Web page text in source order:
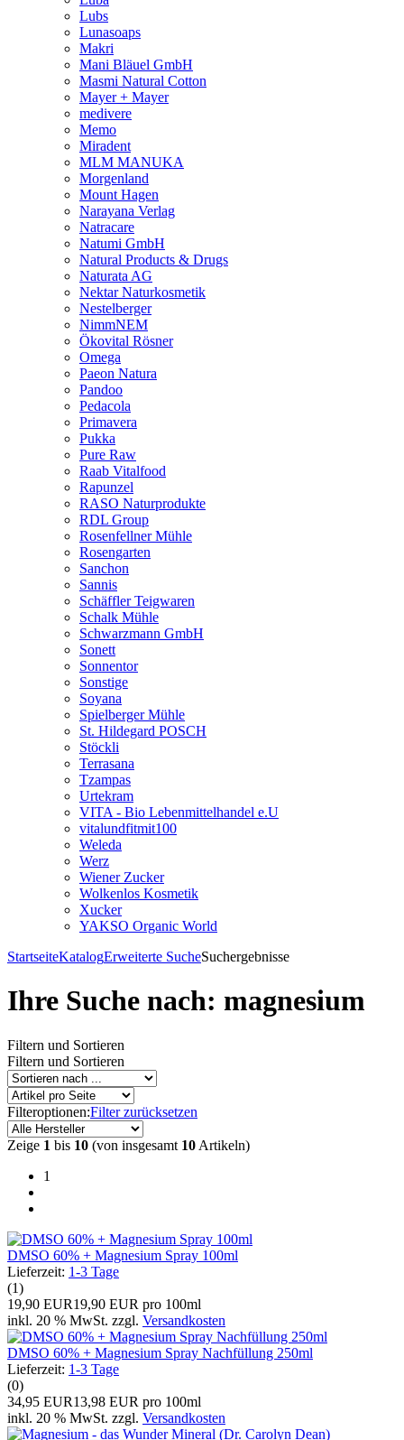
Lubs
Lunasoaps
Makri
Mani Bläuel GmbH
Masmi Natural Cotton
Mayer + Mayer
medivere
Memo
Miradent
MLM MANUKA
Morgenland
Mount Hagen
Narayana Verlag
Natracare
Natumi GmbH
Natural Products & Drugs
Naturata AG
Nektar Naturkosmetik
Nestelberger
NimmNEM
Ökovital Rösner
Omega
Paeon Natura
Pandoo
Pedacola
Primavera
Pukka
Pure Raw
Raab Vitalfood
Rapunzel
RASO Naturprodukte
RDL Group
Rosenfellner Mühle
Rosengarten
Sanchon
Sannis
Schäffler Teigwaren
Schalk Mühle
Schwarzmann GmbH
Sonett
Sonnentor
Sonstige
Soyana
Spielberger Mühle
St. Hildegard POSCH
Stöckli
Terrasana
Tzampas
Urtekram
VITA - Bio Lebenmittelhandel e.U
vitalundfitmit100
Weleda
Werz
Wiener Zucker
Wolkenlos Kosmetik
Xucker
YAKSO Organic World
StartseiteKatalogErweiterte SucheSuchergebnisse
Ihre Suche nach: magnesium
Filtern und Sortieren
Filtern und Sortieren
Filteroptionen:Filter zurücksetzen
Zeige 1 bis 10 (von insgesamt 10 Artikeln)
1
DMSO 60% + Magnesium Spray 100ml
Lieferzeit: 1-3 Tage
(1)
19,90 EUR19,90 EUR pro 100ml
inkl. 20 % MwSt. zzgl. Versandkosten
DMSO 60% + Magnesium Spray Nachfüllung 250ml
Lieferzeit: 1-3 Tage
(0)
34,95 EUR13,98 EUR pro 100ml
inkl. 20 % MwSt. zzgl. Versandkosten